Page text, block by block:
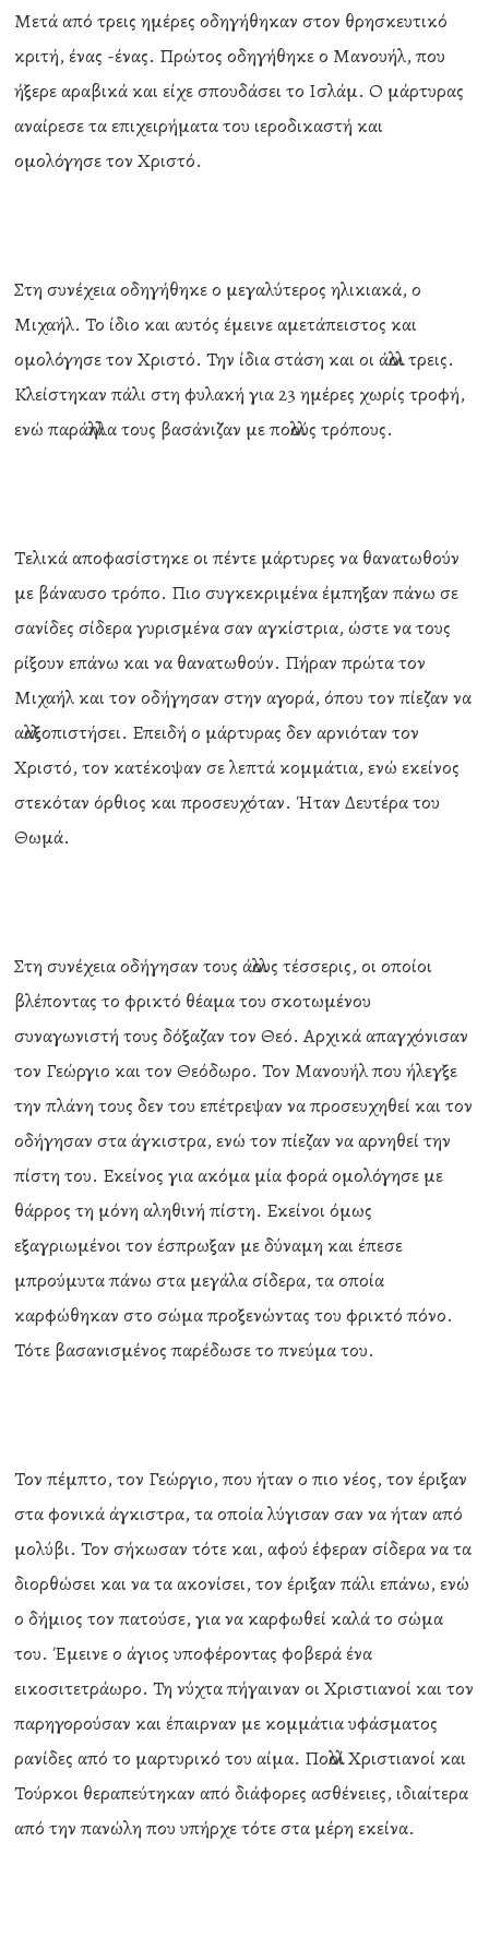
Μετά από τρεις ημέρες οδηγήθηκαν στον θρησκευτικό
κριτή, ένας -ένας. Πρώτος οδηγήθηκε ο Μανουήλ, που
ήξερε αραβικά και είχε σπουδάσει το Ισλάμ. Ο μάρτυρας
αναίρεσε τα επιχειρήματα του ιεροδικαστή και
ομολόγησε τον Χριστό.
Στη συνέχεια οδηγήθηκε ο μεγαλύτερος ηλικιακά, ο
Μιχαήλ. Το ίδιο και αυτός έμεινε αμετάπειστος και
ομολόγησε τον Χριστό. Την ίδια στάση και οι άλλοι τρεις.
Κλείστηκαν πάλι στη φυλακή για 23 ημέρες χωρίς τροφή,
ενώ παράλληλα τους βασάνιζαν με πολλούς τρόπους.
Τελικά αποφασίστηκε οι πέντε μάρτυρες να θανατωθούν
με βάναυσο τρόπο. Πιο συγκεκριμένα έμπηξαν πάνω σε
σανίδες σίδερα γυρισμένα σαν αγκίστρια, ώστε να τους
ρίξουν επάνω και να θανατωθούν. Πήραν πρώτα τον
Μιχαήλ και τον οδήγησαν στην αγορά, όπου τον πίεζαν να
αλλαξοπιστήσει. Επειδή ο μάρτυρας δεν αρνιόταν τον
Χριστό, τον κατέκοψαν σε λεπτά κομμάτια, ενώ εκείνος
στεκόταν όρθιος και προσευχόταν. Ήταν Δευτέρα του
Θωμά.
Στη συνέχεια οδήγησαν τους άλλους τέσσερις, οι οποίοι
βλέποντας το φρικτό θέαμα του σκοτωμένου
συναγωνιστή τους δόξαζαν τον Θεό. Αρχικά απαγχόνισαν
τον Γεώργιο και τον Θεόδωρο. Τον Μανουήλ που ήλεγξε
την πλάνη τους δεν του επέτρεψαν να προσευχηθεί και τον
οδήγησαν στα άγκιστρα, ενώ τον πίεζαν να αρνηθεί την
πίστη του. Εκείνος για ακόμα μία φορά ομολόγησε με
θάρρος τη μόνη αληθινή πίστη. Εκείνοι όμως
εξαγριωμένοι τον έσπρωξαν με δύναμη και έπεσε
μπρούμυτα πάνω στα μεγάλα σίδερα, τα οποία
καρφώθηκαν στο σώμα προξενώντας του φρικτό πόνο.
Τότε βασανισμένος παρέδωσε το πνεύμα του.
Τον πέμπτο, τον Γεώργιο, που ήταν ο πιο νέος, τον έριξαν
στα φονικά άγκιστρα, τα οποία λύγισαν σαν να ήταν από
μολύβι. Τον σήκωσαν τότε και, αφού έφεραν σίδερα να τα
διορθώσει και να τα ακονίσει, τον έριξαν πάλι επάνω, ενώ
ο δήμιος τον πατούσε, για να καρφωθεί καλά το σώμα
του. Έμεινε ο άγιος υποφέροντας φοβερά ένα
εικοσιτετράωρο. Τη νύχτα πήγαιναν οι Χριστιανοί και τον
παρηγορούσαν και έπαιρναν με κομμάτια υφάσματος
ρανίδες από το μαρτυρικό του αίμα. Πολλοί Χριστιανοί και
Τούρκοι θεραπεύτηκαν από διάφορες ασθένειες, ιδιαίτερα
από την πανώλη που υπήρχε τότε στα μέρη εκείνα.